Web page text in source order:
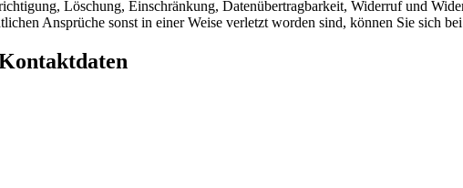
Löschung, Einschränkung, Datenübertragbarkeit, Widerruf und
Ansprüche sonst in einer Weise verletzt worden sind, können Sie sich